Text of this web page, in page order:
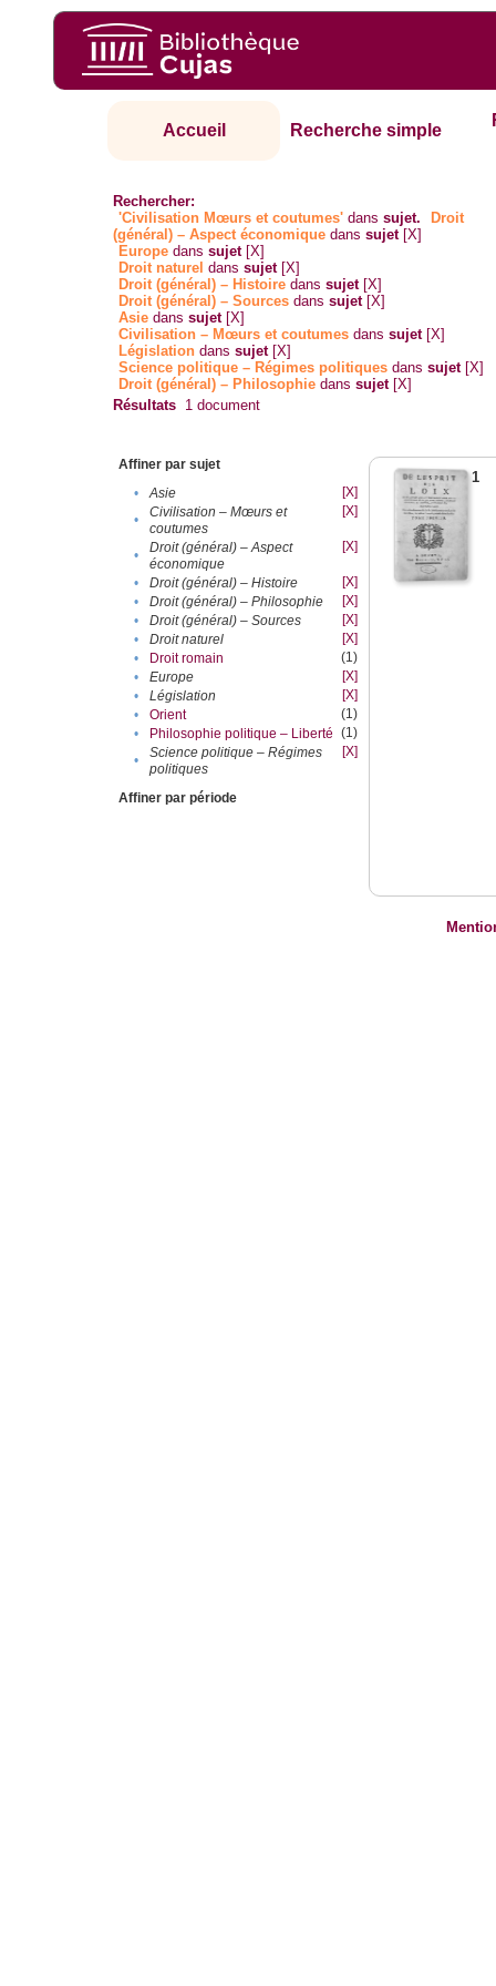
Accueil Recherche simple
Rechercher:
'Civilisation Mœurs et coutumes' danssujet.
Droit
(général) – Aspect économique danssujet [X]
Europe danssujet [X]
Droit naturel danssujet [X]
Droit (général) – Histoire danssujet [X]
Droit (général) – Sources danssujet [X]
Asie danssujet [X]
Civilisation – Mœurs et coutumes danssujet [X]
Législation danssujet [X]
Science politique – Régimes politiques danssujet [X]
Droit (général) – Philosophie danssujet [X]
Résultats 1 document
Affiner par sujet
•
Asie
[X]
•
Civilisation – Mœurs et
coutumes
[X]
•
Droit (général) – Aspect
économique
[X]
• Droit (général) – Histoire
[X]
•
Droit (général) – Philosophie
[X]
•
Droit (général) – Sources
[X]
•
Droit naturel
[X]
•
Droit romain
(1)
•
Europe
[X]
•
Législation
[X]
•
Orient
(1)
•
Philosophie politique – Liberté (1)
•
Science politique – Régimes
politiques
[X]
Affiner par période
1